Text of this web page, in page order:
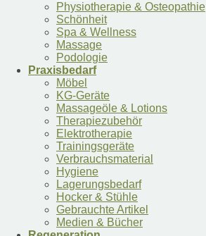
Physiotherapie & Osteopathie
Schönheit
Spa & Wellness
Massage
Podologie
Praxisbedarf
Möbel
KG-Geräte
Massageöle & Lotions
Therapiezubehör
Elektrotherapie
Trainingsgeräte
Verbrauchsmaterial
Hygiene
Lagerungsbedarf
Hocker & Stühle
Gebrauchte Artikel
Medien & Bücher